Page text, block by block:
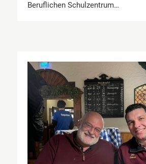
Beruflichen Schulzentrum…